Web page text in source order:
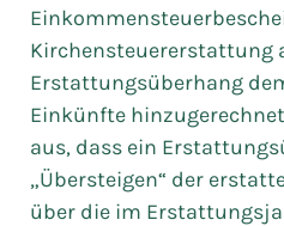
Kirchensteuererstattung
Erstattungsüberhang
Einkünfte
aus, dass ein
„Übersteigen“ der
über die im